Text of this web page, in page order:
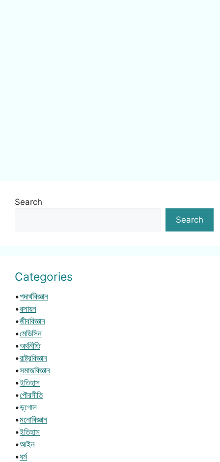
Search
Search
Categories
•পদার্থবিজ্ঞান
•রসায়ন
•জীববিজ্ঞান
•মেডিসিন
•অর্থনীতি
•রাষ্ট্রবিজ্ঞান
•সমাজবিজ্ঞান
•ইতিহাস
•পৌরনীতি
•ভূগোল
•মনোবিজ্ঞান
•ইতিহাস
•আইন
•ধর্ম